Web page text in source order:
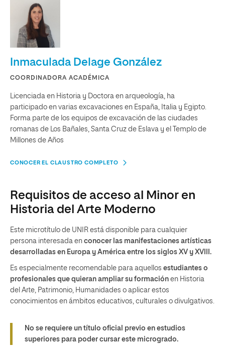
Inmaculada Delage González
COORDINADORA ACADÉMICA
Licenciada en Historia y Doctora en arqueología, ha
participado en varias excavaciones en España, Italia y Egipto.
Forma parte de los equipos de excavación de las ciudades
romanas de Los Bañales, Santa Cruz de Eslava y el Templo de
Millones de Años
CONOCER EL CLAUSTRO COMPLETO
Requisitos de acceso al Minor en
Historia del Arte Moderno
Este microtítulo de UNIR está disponible para cualquier
persona interesada en conocer las manifestaciones artísticas
desarrolladas en Europa y América entre los siglos XV y XVIII.
Es especialmente recomendable para aquellos estudiantes o
profesionales que quieran ampliar su formación en Historia
del Arte, Patrimonio, Humanidades o aplicar estos
conocimientos en ámbitos educativos, culturales o divulgativos.
No se requiere un título oficial previo en estudios
superiores para poder cursar este microgrado.